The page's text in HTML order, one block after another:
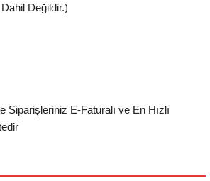
Değildir.)
Siparişleriniz E-Faturalı ve En Hızlı